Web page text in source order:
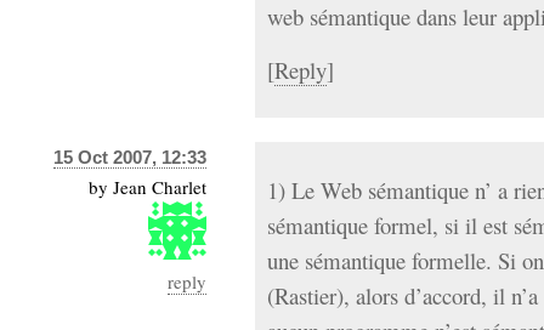
web sémantique dans leur
[Reply]
15 Oct 2007, 12:33
by Jean Charlet
reply
1) Le Web sémantique n’ a
sémantique formel, si il est
une sémantique formelle. Si
(Rastier), alors d’accord, il